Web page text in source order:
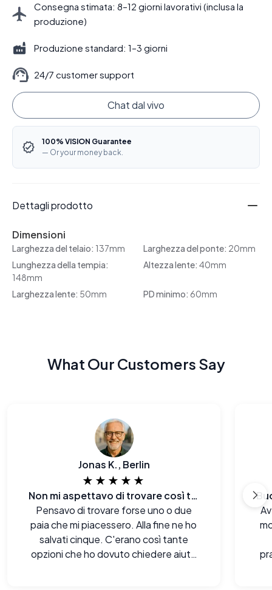
Consegna stimata: 8–12 giorni lavorativi (inclusa la
produzione)
Produzione standard: 1–3 giorni
24/7 customer support
Chat dal vivo
100% VISION Guarantee
— Or your money back.
Dettagli prodotto
Dimensioni
Larghezza del telaio: 137mm Larghezza del ponte: 20mm
Lunghezza della tempia:
148mm
Altezza lente: 40mm
Larghezza lente: 50mm PD minimo: 60mm
What Our Customers Say
Jonas K., Berlin
★★★★★
Non mi aspettavo di trovare così tanti modelli
Pensavo di trovare forse uno o due
paia che mi piacessero. Alla fine ne ho
salvati cinque. C'erano così tante
opzioni che ho dovuto chiedere aiuto